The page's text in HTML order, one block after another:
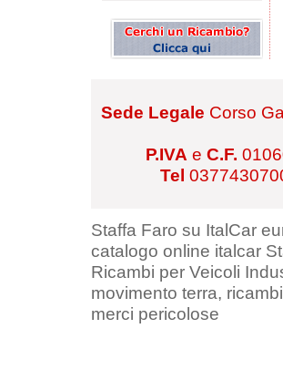
Sede Legale Corso
P.IVA e C.F.
Tel
Staffa Faro su ItalCar
catalogo online italcar
Ricambi per Veicoli
movimento terra,
merci pericolose